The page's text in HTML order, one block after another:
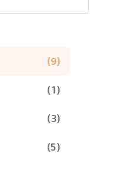
(9)
(1)
(3)
(5)